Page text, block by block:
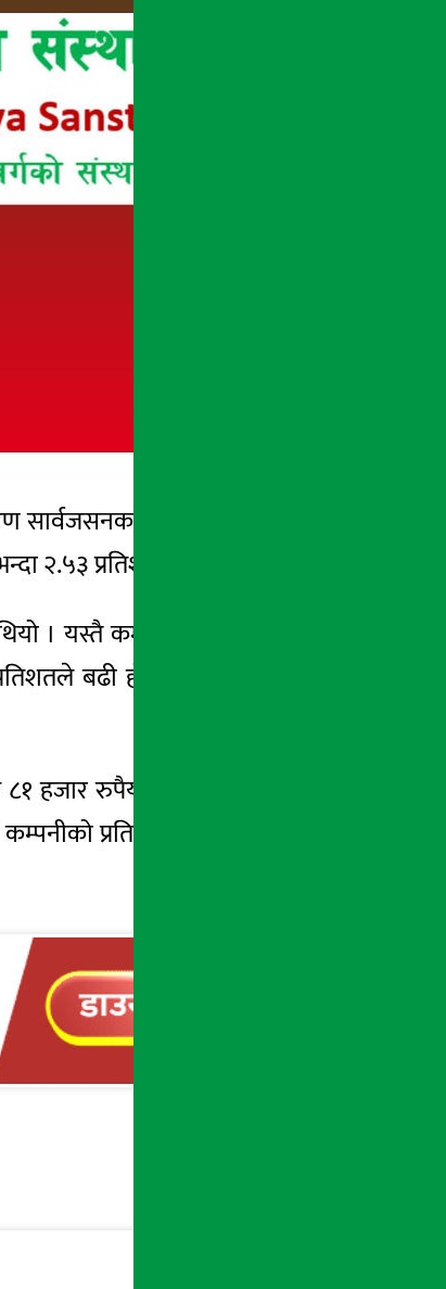
सार्वजसनक गरेको छ । कम्पनीले पहिलो
२.५३ प्रतिशतले बढी हो ।
। यस्तै कम्पनीले १ करोड ८२ लाख १२
बढी हो । गत वर्षको यसैअवधिमा
हजार रुपैयाँ खुद ब्याज आम्दानी गरेको
प्रतिसेयर आम्दानी १६ रुपैयाँ ०७